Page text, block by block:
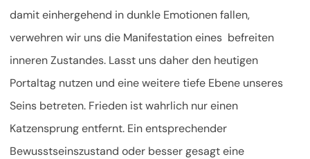
damit einhergehend in dunkle Emotionen fallen,
verwehren wir uns die Manifestation eines befreiten
inneren Zustandes. Lasst uns daher den heutigen
Portaltag nutzen und eine weitere tiefe Ebene unseres
Seins betreten. Frieden ist wahrlich nur einen
Katzensprung entfernt. Ein entsprechender
Bewusstseinszustand oder besser gesagt eine